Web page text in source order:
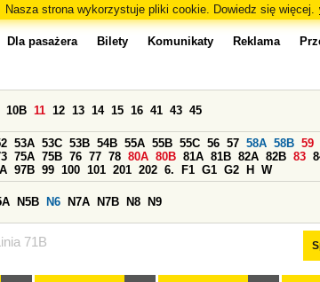
Nasza strona wykorzystuje pliki cookie. Dowiedz się więcej.
Linia 71B
Dla pasażera Bilety Komunikaty Reklama
10B 11 12 13 14 15 16 41 43 45
53A 53C 53B 54B 55A 55B 55C 56 57 58A 58B 59
75A 75B 76 77 78 80A 80B 81A 81B 82A 82B 83
97B 99 100 101 201 202 6. F1 G1 G2 H W
N5B N6 N7A N7B N8 N9